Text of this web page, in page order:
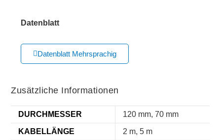
Datenblatt
Datenblatt Mehrsprachig
Zusätzliche Informationen
DURCHMESSER 120 mm, 70 mm
KABELLÄNGE 2 m, 5 m